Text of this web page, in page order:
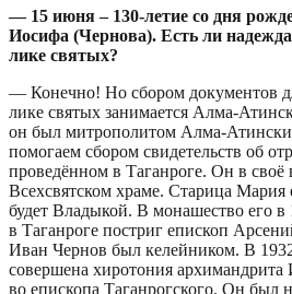
— 15 июня – 130-летие со дня
Иосифа (Чернова). Есть ли надежда
лике святых?
— Конечно! Но сбором документов
лике святых занимается Алма-
он был митрополитом Алма-
помогаем сбором свидетельств об
проведённом в Таганроге. Он в
Всехсвятском храме. Старица Мария
будет Владыкой. В монашество его в
в Таганроге постриг епископ
Иван Чернов был келейником. В
совершена хиротония
во епископа Таганрогского. Он был